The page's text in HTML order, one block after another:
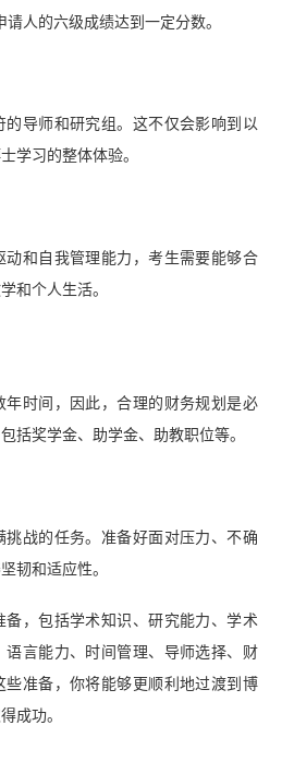
人的六级成绩达到一定分数。
导师和研究组。这不仅会影响到以
学习的整体体验。
和自我管理能力，考生需要能够合
和个人生活。
时间，因此，合理的财务规划是必
括奖学金、助学金、助教职位等。
战的任务。准备好面对压力、不确
韧和适应性。
，包括学术知识、研究能力、学术
语言能力、时间管理、导师选择、财
准备，你将能够更顺利地过渡到博
成功。